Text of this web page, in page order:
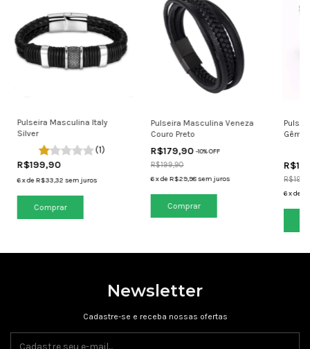
Pulseira Masculina Italy
Silver
(1)
R$199,90
6xdeR$33,32 sem juros
Comprar
Pulseira Masculina Veneza
Couro Preto
R$179,90-10% OFF
R$199,90
6xdeR$29,98 sem juros
Comprar
6xde
Newsletter
Cadastre-se e receba nossas ofertas